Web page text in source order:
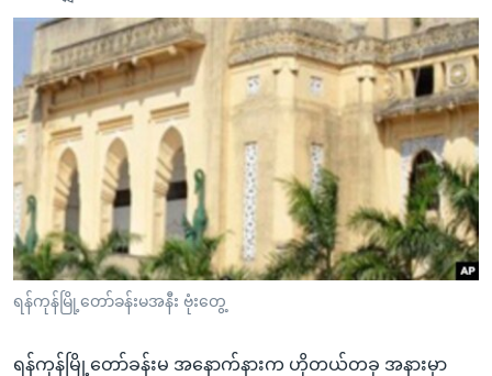
အကြောင်းအရာ
ကျော်
ကြည့်
ရန်
ညွန်း
စာမျက်နှာ
ကျော်
ကြည့်
တရုတ်
အစ္စရေး-ပါလက်စတိုင်း
ရပ်ဝန်းတခု လမ်းတခု အလွန်
အင်္ဂလိပ်စာလေ့လာမယ်
အမေရိကန်သုံးအီဒီယံ
မကြေးမုံရဲ့ အင်္ဂလိပ်စာ
ရုပ်ရှင်ထဲက အင်္ဂလိပ်စာ
သုတပဒေသာ အင်္ဂလိပ်စာ
အပတ်စဉ်ကဏ္ဍများ
ရေဒီယို
တီဗွီ
ရေဒီယိုနှင့်ရုပ်သံ အချက်အလက်များ
ရေဒီယို/တီဗွီအစီအစဉ်
Learning English
ဗွီအိုအေ လူမှုကွန်ယက်များ
ရန်ကုန်မြို့တော်ခန်းမအနီး ဗုံးတွေ့
ရန်ကုန်မြို့တော်ခန်းမ အနောက်နားက ဟိုတယ်တခု အနားမှာ